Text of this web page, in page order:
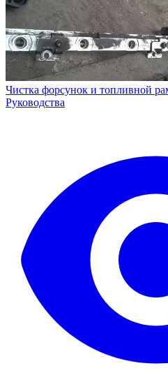
Чистка форсунок и топливной
Руководства